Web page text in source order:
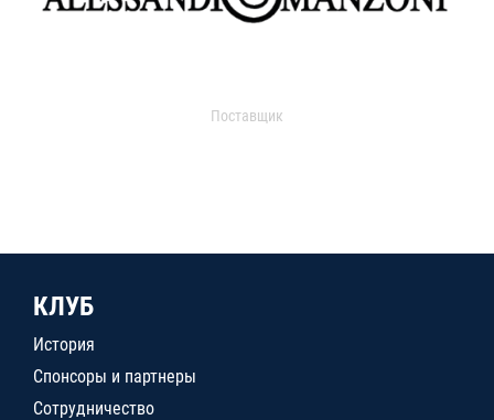
Поставщик
КЛУБ
История
Спонсоры и партнеры
Сотрудничество